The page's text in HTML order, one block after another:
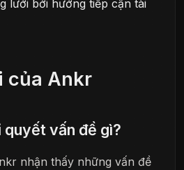
lưới bởi hướng tiếp cận tài
của Ankr
vấn đề gì?
nhận thấy những vấn đề